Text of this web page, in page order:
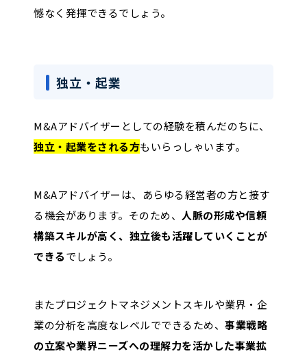
憾なく発揮できるでしょう。
独立・起業
M&Aアドバイザーとしての経験を積んだのちに、
独立・起業をされる方もいらっしゃいます。
M&Aアドバイザーは、あらゆる経営者の方と接す
る機会があります。そのため、 人脈の形成や信頼
構築スキルが高く、独立後も活躍していくことが
できるでしょう。
またプロジェクトマネジメントスキルや業界・企
業の分析を高度なレベルでできるため、 事業戦略
の立案や業界ニーズへの理解力を活かした事業拡